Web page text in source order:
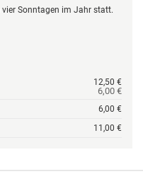
Sonntagen im Jahr statt.
12,50 €
6,00 €
6,00 €
11,00 €